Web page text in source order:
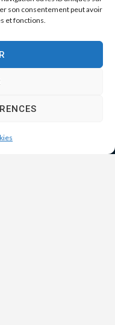
son consentement peut avoir
et fonctions.